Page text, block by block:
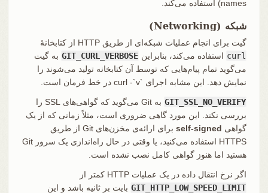
names) استفاده می‌کند.
شبکه (Networking)
گیت برای انجام عملیات شبکه‌ای از طریق HTTP از کتابخانهٔ
curl استفاده می‌کند، بنابراین GIT_CURL_VERBOSE به گیت
می‌گوید تمام پیام‌هایی که توسط آن کتابخانه تولید می‌شوند را
نمایش دهد. این مشابه اجرای `curl -`v در خط فرمان است.
GIT_SSL_NO_VERIFY
به Git می‌گوید که گواهی‌های SSL را
بررسی نکند. این مورد گاهی ضروری است، مثلاً زمانی که از یک
گواهی self-signed
برای ارائه‌ی مخزن‌های Git از طریق
HTTPS استفاده می‌کنید، یا وقتی در حال راه‌اندازی یک سرور Git
هستید اما هنوز گواهی کامل نصب نشده است.
اگر نرخ انتقال داده در یک عملیات HTTP کمتر از
GIT_HTTP_LOW_SPEED_LIMIT بایت بر ثانیه باشد و این